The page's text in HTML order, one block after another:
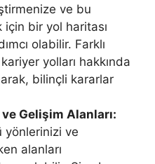
ve bu
bir yol haritası
olabilir. Farklı
yolları hakkında
bilinçli kararlar
Gelişim Alanları:
yönlerinizi ve
alanları